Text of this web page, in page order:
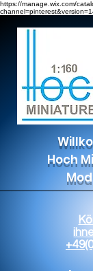
https://manage.wix.com/
Hoch